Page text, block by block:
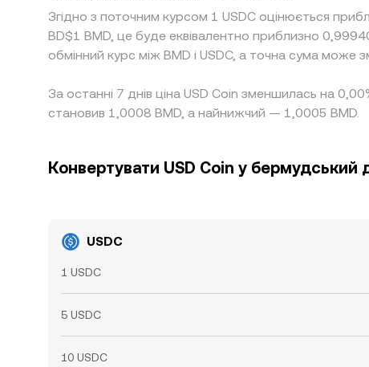
Згідно з поточним курсом 1 USDC оцінюється
BD$1 BMD, це буде еквівалентно приблизно
обмінний курс між BMD і USDC, а точна сума може
За останні 7 днів ціна USD Coin зменшилась на
становив 1,0008 BMD, а найнижчий — 1,0005 BMD.
Конвертувати USD Coin у бермудський
USDC
1 USDC
5 USDC
10 USDC